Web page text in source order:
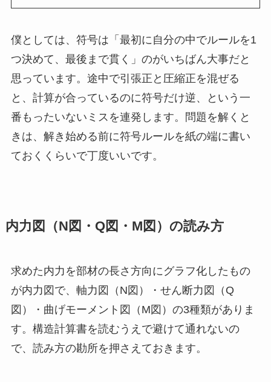
僕としては、符号は「最初に自分の中でルールを1
つ決めて、最後まで貫く」のがいちばん大事だと
思っています。途中で引張正と圧縮正を混ぜる
と、計算が合っているのに符号だけ逆、という一
番もったいないミスを連発します。問題を解くと
きは、解き始める前に符号ルールを紙の端に書い
ておくくらいで丁度いいです。
内力図（N図・Q図・M図）の読み方
求めた内力を部材の長さ方向にグラフ化したもの
が内力図で、軸力図（N図）・せん断力図（Q
図）・曲げモーメント図（M図）の3種類がありま
す。構造計算書を読むうえで避けて通れないの
で、読み方の勘所を押さえておきます。